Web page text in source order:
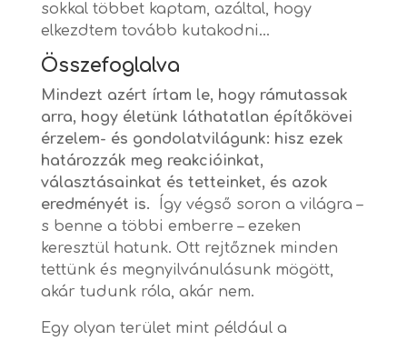
sokkal többet kaptam, azáltal, hogy
elkezdtem tovább kutakodni…
Összefoglalva
Mindezt azért írtam le, hogy rámutassak
arra, hogy életünk láthatatlan építőkövei
érzelem- és gondolatvilágunk: hisz ezek
határozzák meg reakcióinkat,
választásainkat és tetteinket, és azok
eredményét is. Így végső soron a világra –
s benne a többi emberre – ezeken
keresztül hatunk. Ott rejtőznek minden
tettünk és megnyilvánulásunk mögött,
akár tudunk róla, akár nem.
Egy olyan terület mint például a